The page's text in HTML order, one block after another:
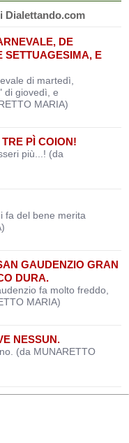
Dialettando.com
DE
SETTUAGESIMA, E
di martedì,
di giovedì, e
MARIA)
PÌ COION!
più...! (da
fa del bene merita
GAUDENZIO GRAN
DURA.
fa molto freddo,
MARIA)
NESSUN.
(da MUNARETTO